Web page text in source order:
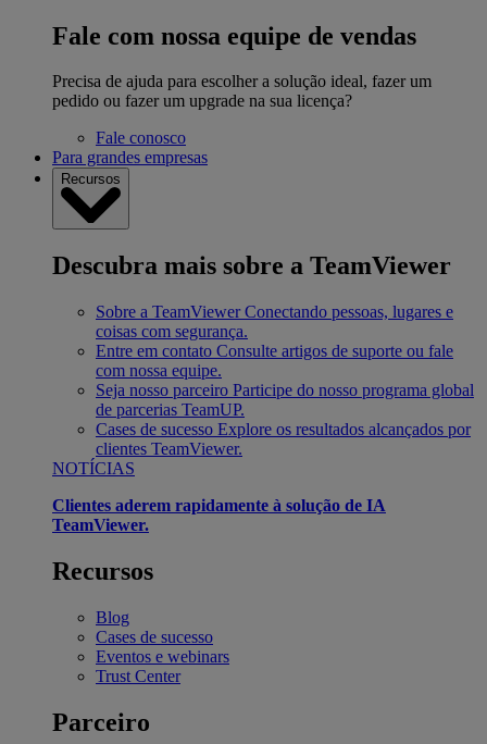
Fale com nossa equipe de vendas
Precisa de ajuda para escolher a solução ideal, fazer um
pedido ou fazer um upgrade na sua licença?
Fale conosco
Para grandes empresas
Recursos
Descubra mais sobre a TeamViewer
Sobre a TeamViewer Conectando pessoas, lugares e
coisas com segurança.
Entre em contato Consulte artigos de suporte ou fale
com nossa equipe.
Seja nosso parceiro Participe do nosso programa global
de parcerias TeamUP.
Cases de sucesso Explore os resultados alcançados por
clientes TeamViewer.
NOTÍCIAS
Clientes aderem rapidamente à solução de IA
TeamViewer.
Recursos
Blog
Cases de sucesso
Eventos e webinars
Trust Center
Parceiro